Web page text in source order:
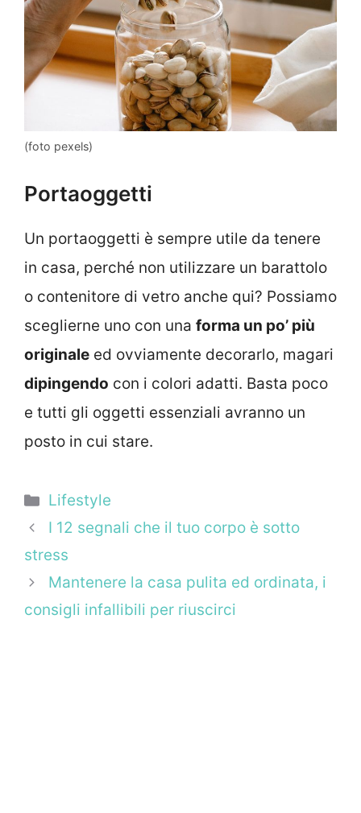
(foto pexels)
Portaoggetti
Un portaoggetti è sempre utile da tenere
in casa, perché non utilizzare un barattolo
o contenitore di vetro anche qui? Possiamo
sceglierne uno con una forma un po’ più
originale ed ovviamente decorarlo, magari
dipingendo con i colori adatti. Basta poco
e tutti gli oggetti essenziali avranno un
posto in cui stare.
Categorie
Lifestyle
I 12 segnali che il tuo corpo è sotto
stress
Mantenere la casa pulita ed ordinata, i
consigli infallibili per riuscirci